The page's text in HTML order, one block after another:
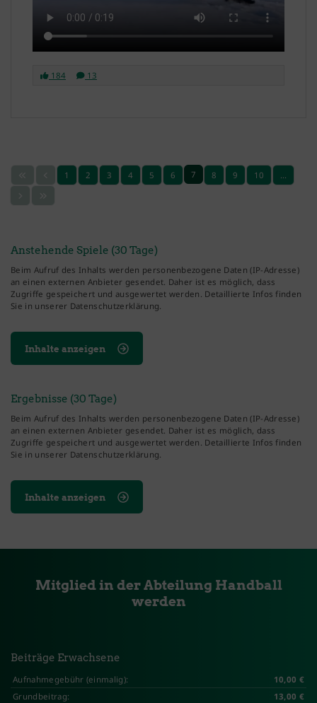
184 13
1 2 3 4 5 6 7 8 9 10 …
Anstehende Spiele (30 Tage)
Beim Aufruf des Inhalts werden personenbezogene Daten (IP-Adresse)
an einen externen Anbieter gesendet. Daher ist es möglich, dass
Zugriffe gespeichert und ausgewertet werden. Detaillierte Infos finden
Sie in unserer Datenschutzerklärung.
Inhalte anzeigen
Ergebnisse (30 Tage)
Beim Aufruf des Inhalts werden personenbezogene Daten (IP-Adresse)
an einen externen Anbieter gesendet. Daher ist es möglich, dass
Zugriffe gespeichert und ausgewertet werden. Detaillierte Infos finden
Sie in unserer Datenschutzerklärung.
Inhalte anzeigen
Mitglied in der Abteilung Handball
werden
Beiträge Erwachsene
Aufnahmegebühr (einmalig):
10,00 €
Grundbeitrag:
13,00 €